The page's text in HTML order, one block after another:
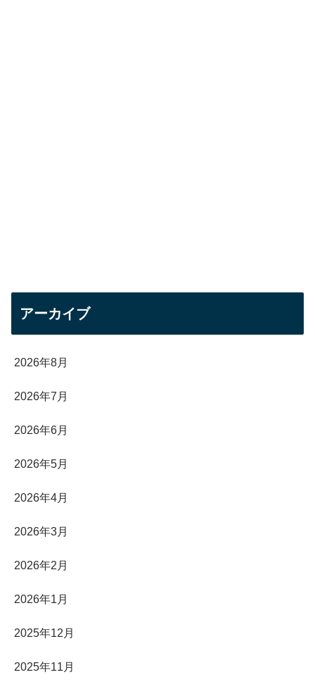
アーカイブ
2026年8月
2026年7月
2026年6月
2026年5月
2026年4月
2026年3月
2026年2月
2026年1月
2025年12月
2025年11月